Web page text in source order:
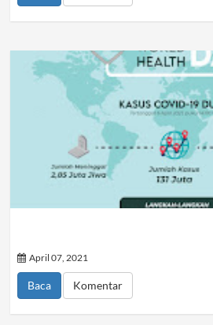
April 07, 2021
Baca Komentar